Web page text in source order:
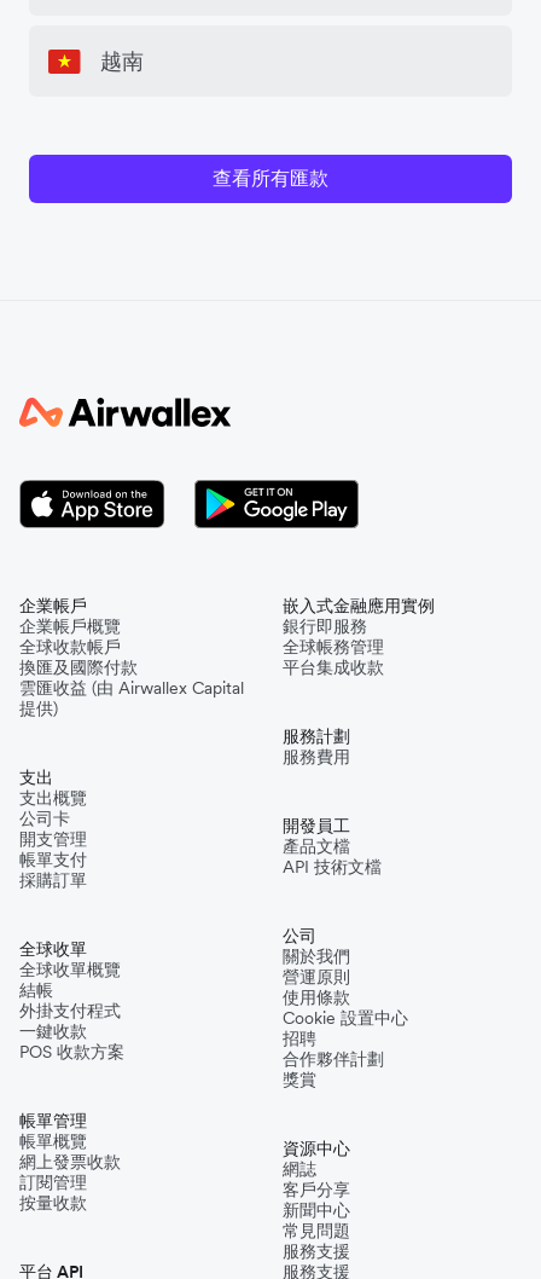
越南
查看所有匯款
企業帳戶
企業帳戶概覽
全球收款帳戶
換匯及國際付款
雲匯收益 (由 Airwallex Capital
提供)
支出
支出概覽
公司卡
開支管理
帳單支付
採購訂單
全球收單
全球收單概覽
結帳
外掛支付程式
一鍵收款
POS 收款方案
帳單管理
帳單概覽
網上發票收款
訂閱管理
按量收款
平台 API
嵌入式金融應用實例
銀行即服務
全球帳務管理
平台集成收款
服務計劃
服務費用
開發員工
產品文檔
API 技術文檔
公司
關於我們
營運原則
使用條款
Cookie 設置中心
招聘
合作夥伴計劃
獎賞
資源中心
網誌
客戶分享
新聞中心
常見問題
服務支援
服務支援